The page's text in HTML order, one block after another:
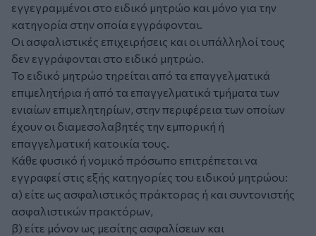
εγγεγραμμένοι στο ειδικό μητρώο και μόνο για την
κατηγορία στην οποία εγγράφονται.
Οι ασφαλιστικές επιχειρήσεις και οι υπάλληλοί τους
δεν εγγράφονται στο ειδικό μητρώο.
Το ειδικό μητρώο τηρείται από τα επαγγελματικά
επιμελητήρια ή από τα επαγγελματικά τμήματα των
ενιαίων επιμελητηρίων, στην περιφέρεια των οποίων
έχουν οι διαμεσολαβητές την εμπορική ή
επαγγελματική κατοικία τους.
Κάθε φυσικό ή νομικό πρόσωπο επιτρέπεται να
εγγραφεί στις εξής κατηγορίες του ειδικού μητρώου:
α) είτε ως ασφαλιστικός πράκτορας ή και συντονιστής
ασφαλιστικών πρακτόρων,
β) είτε μόνον ως μεσίτης ασφαλίσεων και